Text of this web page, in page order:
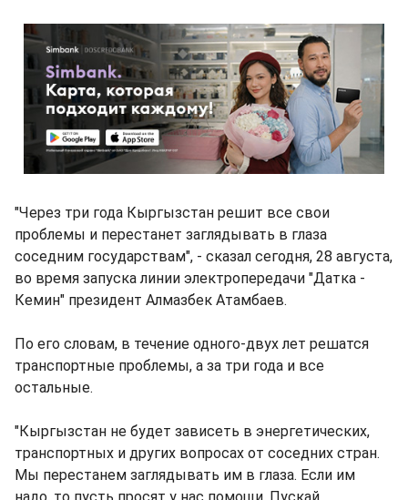
"Через три года Кыргызстан решит все свои
проблемы и перестанет заглядывать в глаза
соседним государствам", - сказал сегодня, 28 августа,
во время запуска линии электропередачи "Датка -
Кемин" президент Алмазбек Атамбаев.
По его словам, в течение одного-двух лет решатся
транспортные проблемы, а за три года и все
остальные.
"Кыргызстан не будет зависеть в энергетических,
транспортных и других вопросах от соседних стран.
Мы перестанем заглядывать им в глаза. Если им